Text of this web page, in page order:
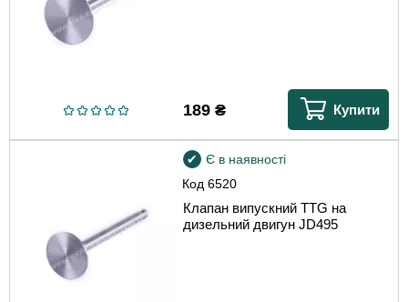
189₴ Купити
Код6520
Є в наявності
Клапан випускний TTG на
дизельний двигун JD495